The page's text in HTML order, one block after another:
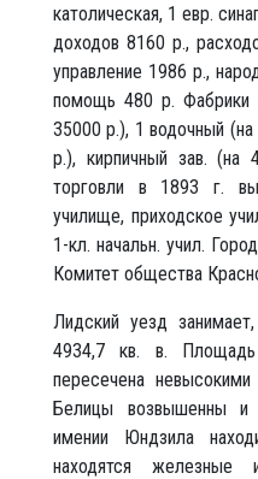
католическая, 1 евр.
доходов 8160 р.,
управление 1986 р.,
помощь 480 р. Фабрики
35000 р.), 1 водочный
р.), кирпичный зав. (на
торговли в 1893 г.
училище, приходское
1-кл. начальн. учил.
Комитет общества
Лидский уезд
4934,7 кв. в.
пересечена
Белицы возвышенны
имении Юндзила
находятся